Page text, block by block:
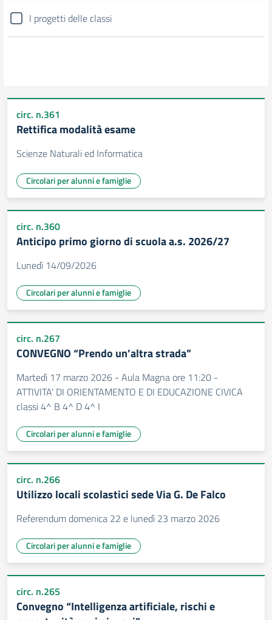
I progetti delle classi
circ. n.361
Rettifica modalità esame
Scienze Naturali ed Informatica
Circolari per alunni e famiglie
circ. n.360
Anticipo primo giorno di scuola a.s. 2026/27
Lunedì 14/09/2026
Circolari per alunni e famiglie
circ. n.267
CONVEGNO “Prendo un’altra strada”
Martedì 17 marzo 2026 - Aula Magna ore 11:20 -
ATTIVITA’ DI ORIENTAMENTO E DI EDUCAZIONE CIVICA
classi 4^ B 4^ D 4^ I
Circolari per alunni e famiglie
circ. n.266
Utilizzo locali scolastici sede Via G. De Falco
Referendum domenica 22 e lunedì 23 marzo 2026
Circolari per alunni e famiglie
circ. n.265
Convegno “Intelligenza artificiale, rischi e